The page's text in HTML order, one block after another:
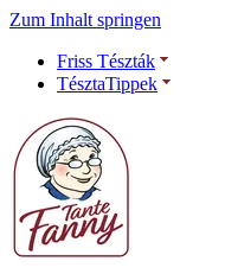
Zum Inhalt springen
Friss Tészták
TésztaTippek